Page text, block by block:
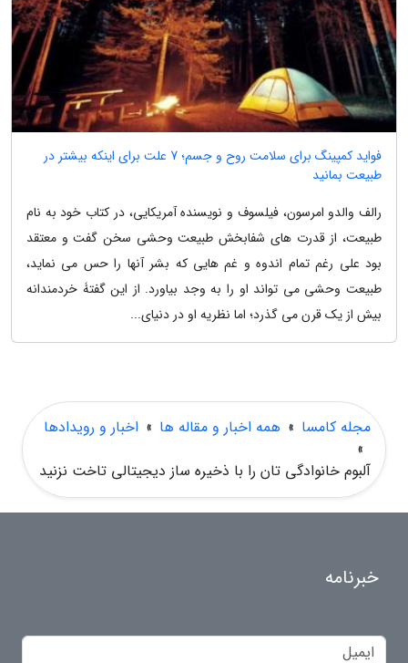
فواید کمپینگ برای سلامت روح و جسم؛ 7 علت برای اینکه بیشتر در
طبیعت بمانید
رالف والدو امرسون، فیلسوف و نویسنده آمریکایی، در کتاب خود به نام
طبیعت، از قدرت های شفابخش طبیعت وحشی سخن گفت و معتقد
بود علی رغم تمام اندوه و غم هایی که بشر آنها را حس می نماید،
طبیعت وحشی می تواند او را به وجد بیاورد. از این گفتۀ خردمندانه
بیش از یک قرن می گذرد؛ اما نظریه او در دنیای...
مجله کامسا » همه اخبار و مقاله ها » اخبار و رویدادها
»
آلبوم خانوادگی تان را با ذخیره ساز دیجیتالی تاخت نزنید
خبرنامه